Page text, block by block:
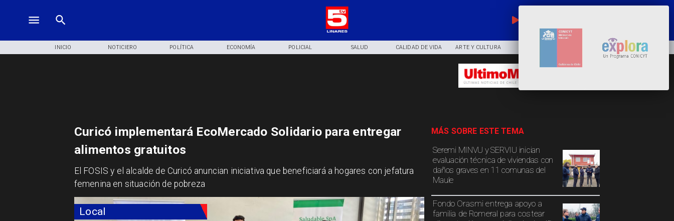
INICIO NOTICIERO POLÍTICA ECONOMÍA POLICIAL SALUD CALIDAD DE VIDA ARTE Y CULTURA DEPORTES
Local
Seremi MINVU y SERVIU inician
evaluación técnica de viviendas con
daños graves en 11 comunas del
Maule
Fondo Orasmi entrega apoyo a
familia de Romeral para costear
MÁS SOBRE ESTE TEMA
Curicó implementará EcoMercado Solidario para entregar
alimentos gratuitos
El FOSIS y el alcalde de Curicó anuncian iniciativa que beneficiará a hogares con jefatura
femenina en situación de pobreza